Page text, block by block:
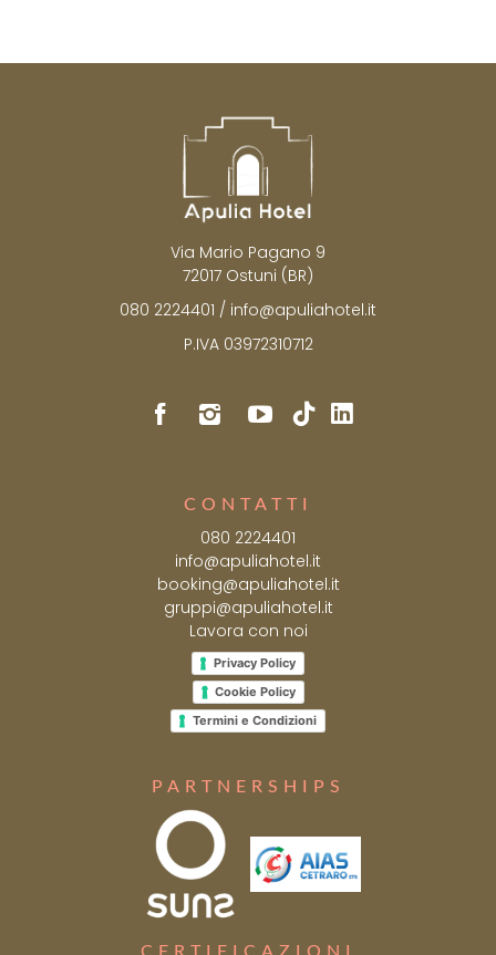
Via Mario Pagano 9
72017 Ostuni (BR)
080 2224401 / info@apuliahotel.it
P.IVA 03972310712
CERTIFICAZIONI
PARTNERSHIPS
CONTATTI
080 2224401
info@apuliahotel.it
booking@apuliahotel.it
gruppi@apuliahotel.it
Lavora con noi
Privacy Policy
Cookie Policy
Termini e Condizioni